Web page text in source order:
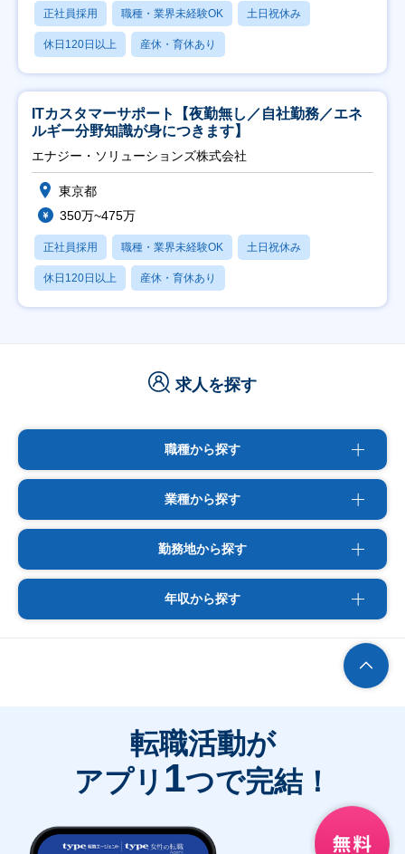
正社員採用 職種・業界未経験OK 土日祝休み
休日120日以上 産休・育休あり
ITカスタマーサポート【夜勤無し／自社勤務／エネ
ルギー分野知識が身につきます】
エナジー・ソリューションズ株式会社
東京都
350万~475万
正社員採用 職種・業界未経験OK 土日祝休み
休日120日以上 産休・育休あり
求人を探す
職種から探す
業種から探す
勤務地から探す
年収から探す
転職活動が
アプリ 1つで完結！